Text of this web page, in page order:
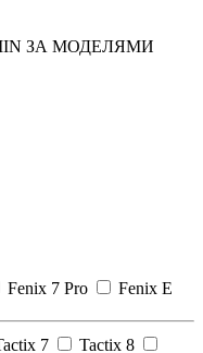
ЗА МОДЕЛЯМИ
Fenix 7 Pro
Fenix E
7 Tactix 8